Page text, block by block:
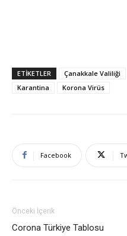
ETIKETLER Çanakkale Valiliği
Karantina
Korona Virüs
Facebook
Önceki İçerik
Corona Türkiye Tablosu